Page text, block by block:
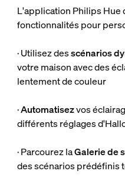
L'application Philips Hue
fonctionnalités pour
· Utilisez desscénarios
votre maison avec des
lentement de couleur
·Automatisezvos
différents réglages
· Parcourez laGalerie de
des scénarios prédéfinis